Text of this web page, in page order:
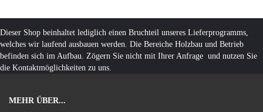
Dieser Shop beinhaltet lediglich einen Bruchteil unseres Lieferprogramms,
welches wir laufend ausbauen werden. Die Bereiche Holzbau und Betrieb
befinden sich im Aufbau. Zögern Sie nicht mit Ihrer Anfrage und nutzen Sie
die Kontaktmöglichkeiten zu uns.
MEHR ÜBER...